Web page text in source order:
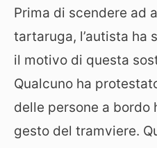
Prima di scendere ad
tartaruga, l’autista ha
il motivo di questa
Qualcuno ha
delle persone a bordo
gesto del tramviere.